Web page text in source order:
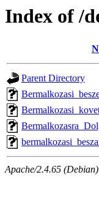
Index of /
Parent Directory
Apache/2.4.65